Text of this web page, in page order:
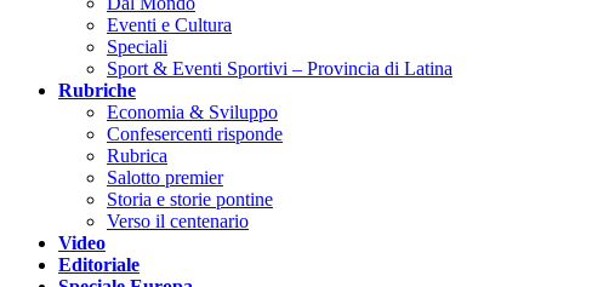
Eventi e Cultura
Speciali
Sport & Eventi Sportivi – Provincia di Latina
Rubriche
Economia & Sviluppo
Confesercenti risponde
Rubrica
Salotto premier
Storia e storie pontine
Verso il centenario
Video
Editoriale